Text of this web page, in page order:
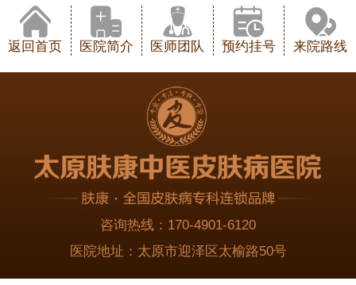
返回首页 医院简介 医师团队 预约挂号 来院路线
咨询热线： 170-4901-6120
医院地址： 太原市迎泽区太榆路50号